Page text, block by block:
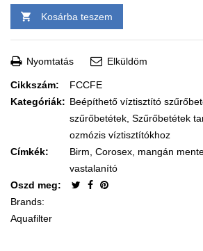
Kosárba teszem
Nyomtatás Elküldöm
Cikkszám:
FCCFE
Kategóriák: Beépíthető víztisztító
szűrőbetétek, Szűrőbetétek
ozmózis víztisztítókhoz
Címkék:
Birm, Corosex, mangán
vastalanító
Oszd meg:
Brands:
Aquafilter